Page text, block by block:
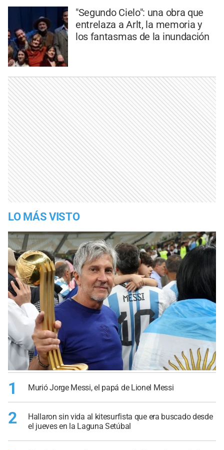
"Segundo Cielo": una obra que
entrelaza a Arlt, la memoria y
los fantasmas de la inundación
LO MÁS VISTO
1 Murió Jorge Messi, el papá de Lionel Messi
2
Hallaron sin vida al kitesurfista que era buscado desde
el jueves en la Laguna Setúbal